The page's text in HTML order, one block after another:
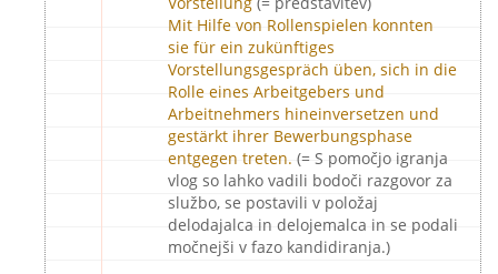
Mit Hilfe von Rollenspielen konnten
sie für ein zukünftiges
Vorstellungsgespräch üben, sich in die
Rolle eines Arbeitgebers und
Arbeitnehmers hineinversetzen und
gestärkt ihrer Bewerbungsphase
entgegen treten. (= S pomočjo igranja
vlog so lahko vadili bodoči razgovor za
službo, se postavili v položaj
delodajalca in delojemalca in se podali
močnejši v fazo kandidiranja.)